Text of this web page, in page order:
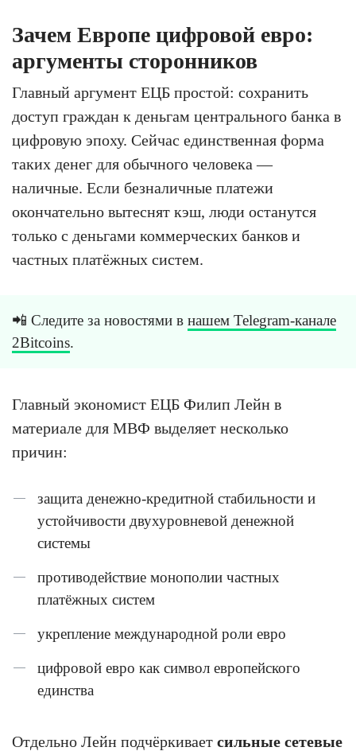
Зачем Европе цифровой евро:
аргументы сторонников
Главный аргумент ЕЦБ простой: сохранить
доступ граждан к деньгам центрального банка в
цифровую эпоху. Сейчас единственная форма
таких денег для обычного человека —
наличные. Если безналичные платежи
окончательно вытеснят кэш, люди останутся
только с деньгами коммерческих банков и
частных платёжных систем.
📲 Следите за новостями в нашем Telegram-канале
2Bitcoins.
Главный экономист ЕЦБ Филип Лейн в
материале для МВФ выделяет несколько
причин:
защита денежно-кредитной стабильности и
устойчивости двухуровневой денежной
системы
противодействие монополии частных
платёжных систем
укрепление международной роли евро
цифровой евро как символ европейского
единства
Отдельно Лейн подчёркивает сильные сетевые